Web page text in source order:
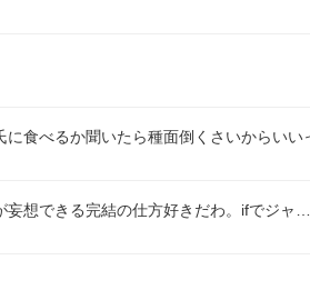
食べるか聞いたら種面倒くさいからいい
想できる完結の仕方好きだわ。ifでジャ…